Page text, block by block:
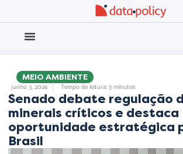
MEIO AMBIENTE
junho 3, 2026 Tempo de leitura: 3 minutos
Senado debate regulação
minerais críticos e destaca
oportunidade estratégica
Brasil